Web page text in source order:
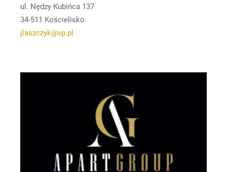
ul. Nędzy Kubińca 137
34-511 Kościelisko
jlaszczyk@vp.pl